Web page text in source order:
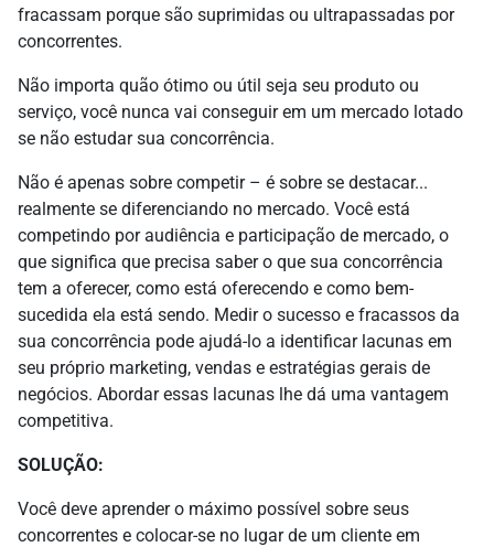
fracassam porque são suprimidas ou ultrapassadas por
concorrentes.
Não importa quão ótimo ou útil seja seu produto ou
serviço, você nunca vai conseguir em um mercado lotado
se não estudar sua concorrência.
Não é apenas sobre competir – é sobre se destacar...
realmente se diferenciando no mercado. Você está
competindo por audiência e participação de mercado, o
que significa que precisa saber o que sua concorrência
tem a oferecer, como está oferecendo e como bem-
sucedida ela está sendo. Medir o sucesso e fracassos da
sua concorrência pode ajudá-lo a identificar lacunas em
seu próprio marketing, vendas e estratégias gerais de
negócios. Abordar essas lacunas lhe dá uma vantagem
competitiva.
SOLUÇÃO:
Você deve aprender o máximo possível sobre seus
concorrentes e colocar-se no lugar de um cliente em